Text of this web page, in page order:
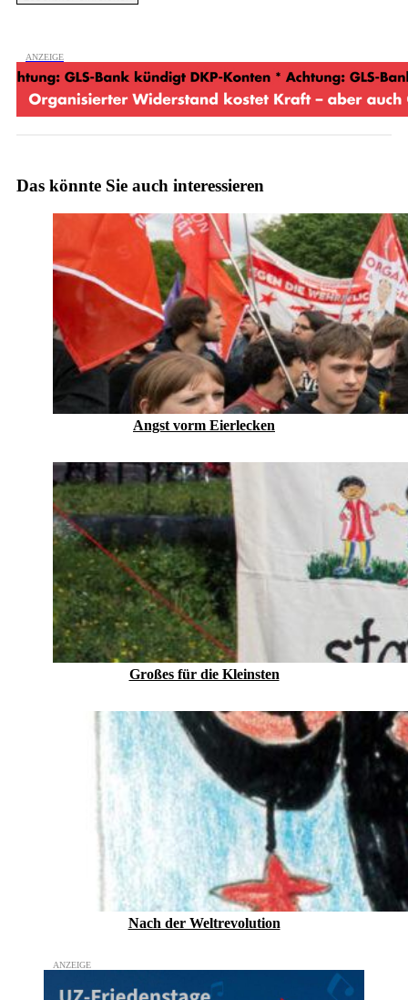
Das könnte Sie auch interessieren
Angst vorm Eierlecken
Großes für die Kleinsten
Nach der Weltrevolution